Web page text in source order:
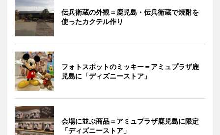
伝兵衛蔵の外観＝鹿児島・伝兵衛蔵で焼酎を
使ったカクテル作り
フォトスポットのミッキー＝アミュプラザ鹿
児島に「ディズニーストア」
会場に並ぶ商品＝アミュプラザ鹿児島に限定
「ディズニーストア」